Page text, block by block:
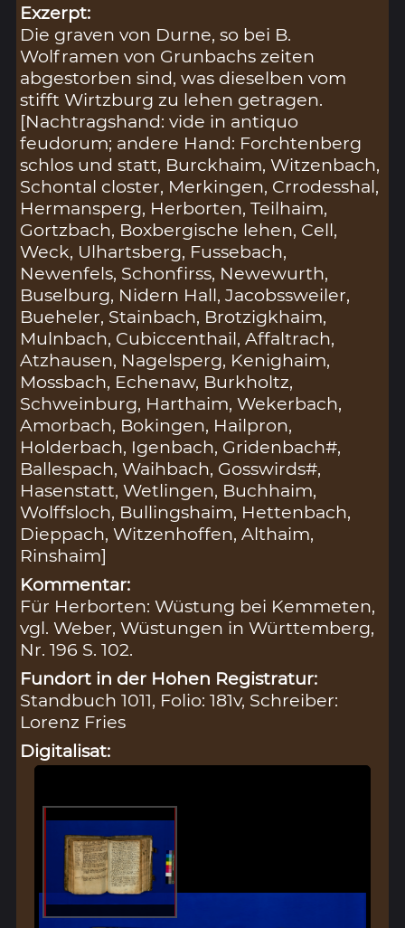
Exzerpt:
Die graven von Durne, so bei B.
Wolframen von Grunbachs zeiten
abgestorben sind, was dieselben vom
stifft Wirtzburg zu lehen getragen.
[Nachtragshand: vide in antiquo
feudorum; andere Hand: Forchtenberg
schlos und statt, Burckhaim, Witzenbach,
Schontal closter, Merkingen, Crrodesshal,
Hermansperg, Herborten, Teilhaim,
Gortzbach, Boxbergische lehen, Cell,
Weck, Ulhartsberg, Fussebach,
Newenfels, Schonfirss, Newewurth,
Buselburg, Nidern Hall, Jacobssweiler,
Bueheler, Stainbach, Brotzigkhaim,
Mulnbach, Cubiccenthail, Affaltrach,
Atzhausen, Nagelsperg, Kenighaim,
Mossbach, Echenaw, Burkholtz,
Schweinburg, Harthaim, Wekerbach,
Amorbach, Bokingen, Hailpron,
Holderbach, Igenbach, Gridenbach#,
Ballespach, Waihbach, Gosswirds#,
Hasenstatt, Wetlingen, Buchhaim,
Wolffsloch, Bullingshaim, Hettenbach,
Dieppach, Witzenhoffen, Althaim,
Rinshaim]
Kommentar:
Für Herborten: Wüstung bei Kemmeten,
vgl. Weber, Wüstungen in Württemberg,
Nr. 196 S. 102.
Fundort in der Hohen Registratur:
Standbuch 1011, Folio: 181v, Schreiber:
Lorenz Fries
Digitalisat: